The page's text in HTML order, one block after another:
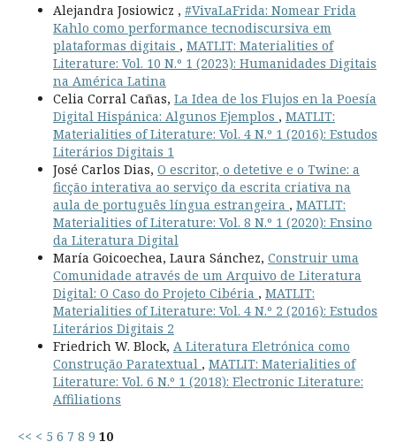
Alejandra Josiowicz , #VivaLaFrida: Nomear Frida
Kahlo como performance tecnodiscursiva em
plataformas digitais , MATLIT: Materialities of
Literature: Vol. 10 N.º 1 (2023): Humanidades Digitais
na América Latina
Celia Corral Cañas, La Idea de los Flujos en la Poesía
Digital Hispánica: Algunos Ejemplos , MATLIT:
Materialities of Literature: Vol. 4 N.º 1 (2016): Estudos
Literários Digitais 1
José Carlos Dias, O escritor, o detetive e o Twine: a
ficção interativa ao serviço da escrita criativa na
aula de português língua estrangeira , MATLIT:
Materialities of Literature: Vol. 8 N.º 1 (2020): Ensino
da Literatura Digital
María Goicoechea, Laura Sánchez, Construir uma
Comunidade através de um Arquivo de Literatura
Digital: O Caso do Projeto Cibéria , MATLIT:
Materialities of Literature: Vol. 4 N.º 2 (2016): Estudos
Literários Digitais 2
Friedrich W. Block, A Literatura Eletrónica como
Construção Paratextual , MATLIT: Materialities of
Literature: Vol. 6 N.º 1 (2018): Electronic Literature:
Affiliations
<< < 5 6 7 8 9 10